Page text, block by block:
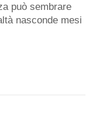
può sembrare
nasconde mesi